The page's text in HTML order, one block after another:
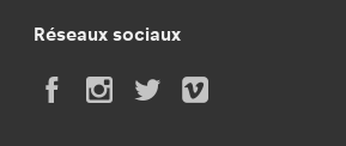
Réseaux sociaux